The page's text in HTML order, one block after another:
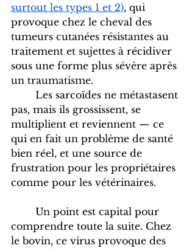
surtout les types 1 et 2), qui
provoque chez le cheval des
tumeurs cutanées résistantes au
traitement et sujettes à récidiver
sous une forme plus sévère après
un traumatisme.
pas, mais ils grossissent, se
multiplient et reviennent — ce
qui en fait un problème de santé
bien réel, et une source de
frustration pour les propriétaires
comme pour les vétérinaires.
comprendre toute la suite. Chez
le bovin, ce virus provoque des